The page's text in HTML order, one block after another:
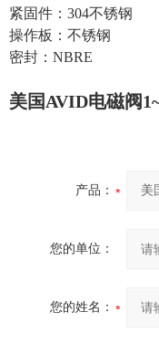
紧固件：304不锈钢
操作板：不锈钢
密封：NBRE
美国AVID电磁阀
产品：
您的单位：
您的姓名：